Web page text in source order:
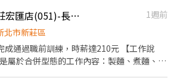
餐飲內場： ．擔任廚師的助手，處理烹飪
其他餐廳相關事務。 ．負責洗、剝、削、
理工作環境、設備和餐具。 ．準備不同餐點
測量食材的容量與重量。 ．負責擺盤、打包
[日商 丸亀製麵]新莊宏匯店(051)-長期兼職夥伴/廚助/工讀生(彈性排班)
1週前
北市新莊區
過職前訓練，時薪達210元 【工作說
屬於合併型態的工作內容：製麵、煮麵、製